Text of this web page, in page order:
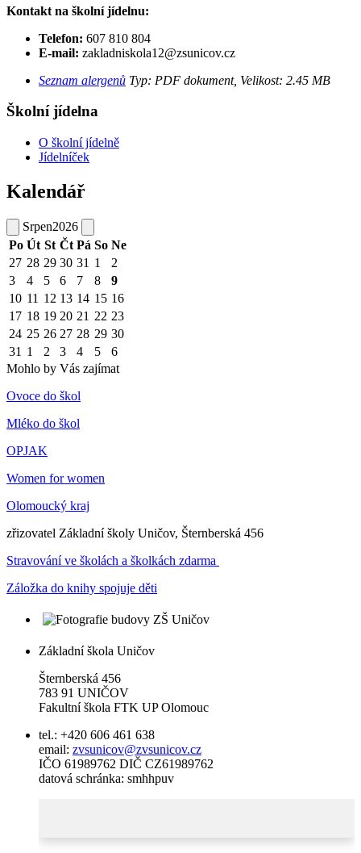
Kontakt na školní jídelnu:
Telefon: 607 810 804
E-mail: zakladniskola12@zsunicov.cz
Seznam alergenů Typ: PDF dokument, Velikost: 2.45 MB
Školní jídelna
O školní jídelně
Jídelníček
Kalendář
Srpen2026
Po Út St Čt Pá So Ne
27 28 29 30 31 1
2
3
4 5 6 7 8
9
10 11 12 13 14 15 16
17 18 19 20 21 22 23
24 25 26 27 28 29 30
31 1 2 3 4 5
6
Mohlo by Vás zajímat
Ovoce do škol
Mléko do škol
OPJAK
Women for women
Olomoucký kraj
zřizovatel Základní školy Uničov, Šternberská 456
Stravování ve školách a školkách zdarma
Záložka do knihy spojuje děti
Základní škola Uničov
Šternberská 456
783 91 UNIČOV
Fakultní škola FTK UP Olomouc
tel.: +420 606 461 638
email: zvsunicov@zvsunicov.cz
IČO 61989762 DIČ CZ61989762
datová schránka: smhhpuv